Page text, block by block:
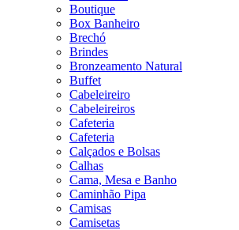
Boutique
Box Banheiro
Brechó
Brindes
Bronzeamento Natural
Buffet
Cabeleireiro
Cabeleireiros
Cafeteria
Cafeteria
Calçados e Bolsas
Calhas
Cama, Mesa e Banho
Caminhão Pipa
Camisas
Camisetas